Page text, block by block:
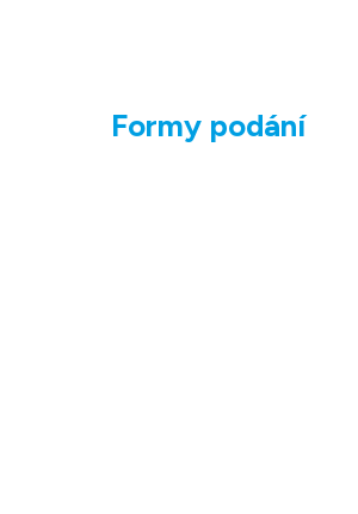
Formy podání